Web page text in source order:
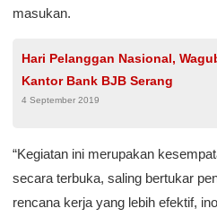
masukan.
Hari Pelanggan Nasional,
Kantor Bank BJB Serang
4 September 2019
“Kegiatan ini merupakan
secara terbuka, saling bertukar
rencana kerja yang lebih efektif,